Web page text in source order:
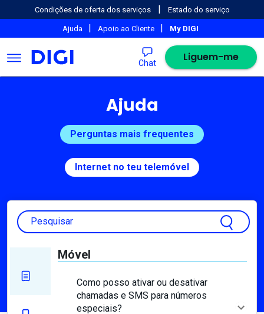
Condições de oferta dos serviços | Estado do serviço
Ajuda | Apoio ao Cliente | My DIGI
Chat Liguem-me
Ajuda
Perguntas mais frequentes
Internet no teu telemóvel
Pesquisar
Móvel
Como posso ativar ou desativar
chamadas e SMS para números
especiais?